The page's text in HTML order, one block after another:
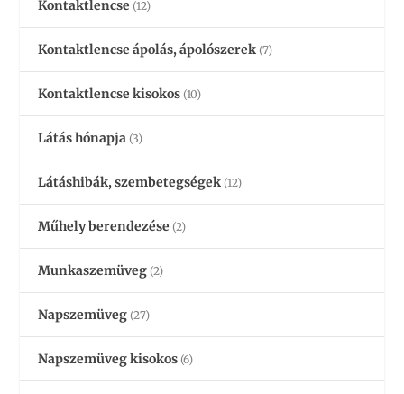
Kontaktlencse (12)
Kontaktlencse ápolás, ápolószerek (7)
Kontaktlencse kisokos (10)
Látás hónapja (3)
Látáshibák, szembetegségek (12)
Műhely berendezése (2)
Munkaszemüveg (2)
Napszemüveg (27)
Napszemüveg kisokos (6)